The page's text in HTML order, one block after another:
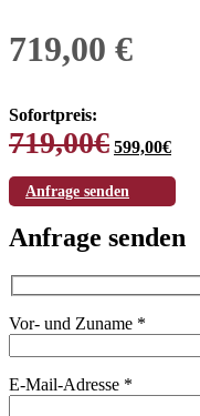
719,00 €
Sofortpreis:
719,00€ Preis
war:
719,00€
599,00€Preis
ist:
Anfrage senden
Anfrage senden
Vor- und Zuname *
E-Mail-Adresse *